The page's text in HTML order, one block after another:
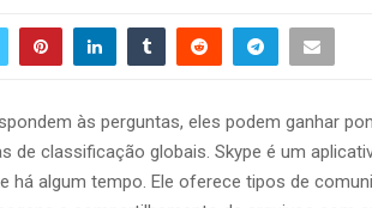
às perguntas, eles podem ganhar
de classificação globais. Skype é um
há algum tempo. Ele oferece tipos de